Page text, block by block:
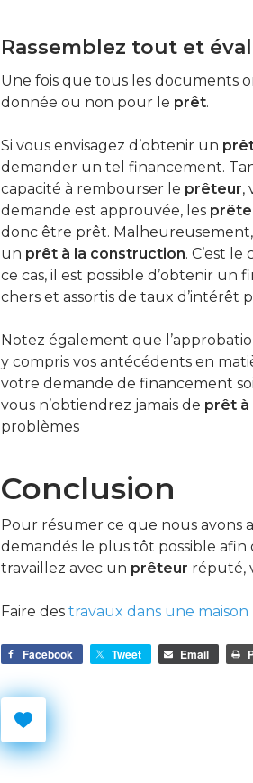
Rassemblez tout et
Une fois que tous les documents
donnée ou non pour le prêt.
Si vous envisagez d’obtenir un
demander un tel financement.
capacité à rembourser le prêteur,
demande est approuvée, les
donc être prêt.
un prêt à la construction. C’est le
ce cas, il est possible d’obtenir un
chers et assortis de taux d’intérêt
Notez également que
y compris vos antécédents en
votre demande de financement
vous n’obtiendrez jamais de prêt à
problèmes
Conclusion
Pour résumer ce que nous avons
demandés le plus tôt possible afin
travaillez avec un prêteur réputé,
Faire des travaux dans une
Facebook Tweet Email